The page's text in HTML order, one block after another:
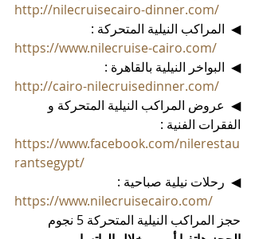
http://nilecruisecairo-dinner.com/
◀  المراكب النيلية المتحركة :
https://www.nilecruise-cairo.com/
◀  البواخر النيلية بالقاهرة :
http://cairo-nilecruisedinner.com/
◀  عروض المراكب النيلية المتحركة و
الفقرات الفنية :
https://www.facebook.com/nilerestau
rantsegypt/
◀  رحلات نيلية صباحية :
https://www.nilecruisecairo.com/
حجز المراكب النيلية المتحركة 5 نجوم